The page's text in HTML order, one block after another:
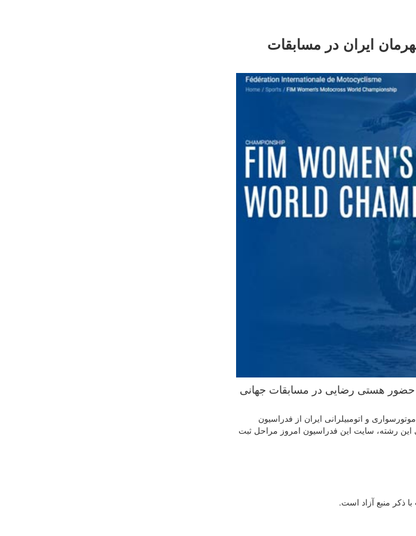
ایران در مسابقات
حضور هستی رضایی در مسابقات جهانی
و اتومبیلرانی ایران از فدراسیون
در مسابقات جهانی این رشته، سایت این فدراسیون امروز مراحل ثبت
ذكر منبع آزاد است.